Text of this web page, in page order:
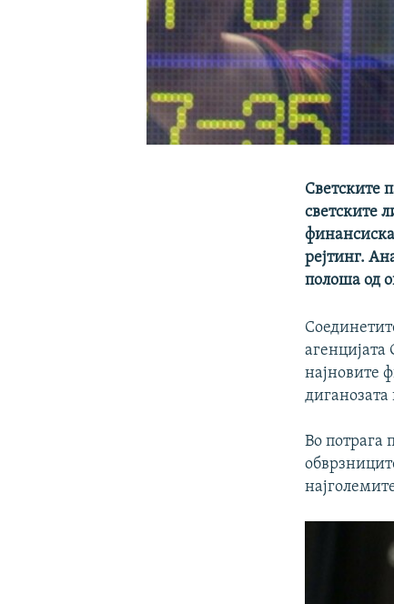
Светските
светските
рејтинг.
полоша од
агенцијата
најновите
диганозата
Во потрага